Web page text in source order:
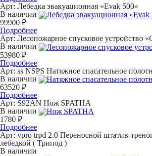
Арт: Лебедка эвакуационная «Evak 500»
В наличии
99900 ₽
Подробнее
Арт: Лесопожарное спусковое устройство
В наличии
53980 ₽
Подробнее
Арт: ss NSPS Натяжное спасательное
В наличии
63520 ₽
Подробнее
Арт: S92AN Нож SPATHA
В наличии
1780 ₽
Подробнее
Арт: vpro trpd 2.0 Переносной штатив-
лебедкой ( Трипод )
В наличии